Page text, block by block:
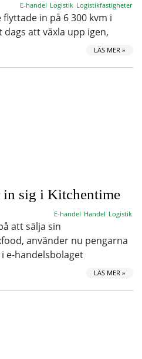
E-handel Logistik Logistikfastigheter
in på 6 300 kvm i
dags att växla upp igen,
LÄS MER »
in sig i Kitchentime
E-handel Handel Logistik
att sälja sin
använder nu pengarna
e-handelsbolaget
LÄS MER »